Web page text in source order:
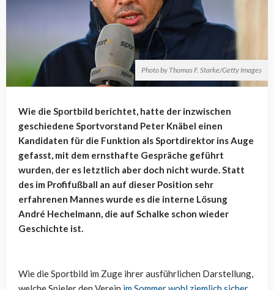
Photo by Thomas F. Starke/Getty Images
Wie die Sportbild berichtet, hatte der inzwischen
geschiedene Sportvorstand Peter Knäbel einen
Kandidaten für die Funktion als Sportdirektor ins Auge
gefasst, mit dem ernsthafte Gespräche geführt
wurden, der es letztlich aber doch nicht wurde. Statt
des im Profifußball an auf dieser Position sehr
erfahrenen Mannes wurde es die interne Lösung
André Hechelmann, die auf Schalke schon wieder
Geschichte ist.
Wie die Sportbild im Zuge ihrer ausführlichen Darstellung,